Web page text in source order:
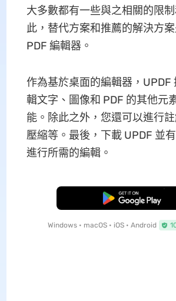
大多數都有一些與之相關的限
此，替代方案和推薦的解決方
PDF 編輯器。
作為基於桌面的編輯器，UPDF
輯文字、圖像和 PDF 的其他元
能。除此之外，您還可以進行註
壓縮等。最後，下載 UPDF 並
進行所需的編輯。
免費下載
Windows • macOS • iOS • Android